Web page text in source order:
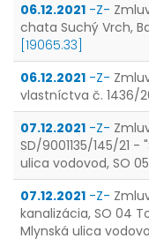
06.12.2021 -Z-
chata Suchý Vrch,
[19065.33]
06.12.2021 -Z-
vlastníctva č. 1436/
07.12.2021 -Z-
SD/9001135/145/21
ulica vodovod, SO
07.12.2021 -Z-
kanalizácia, SO 04
Mlynská ulica